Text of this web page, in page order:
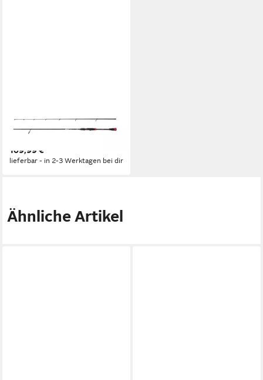
Spinnrute Berkley Zilla Pike
802H S 30-90G
109,99 €
lieferbar - in 2-3 Werktagen bei dir
Ähnliche Artikel